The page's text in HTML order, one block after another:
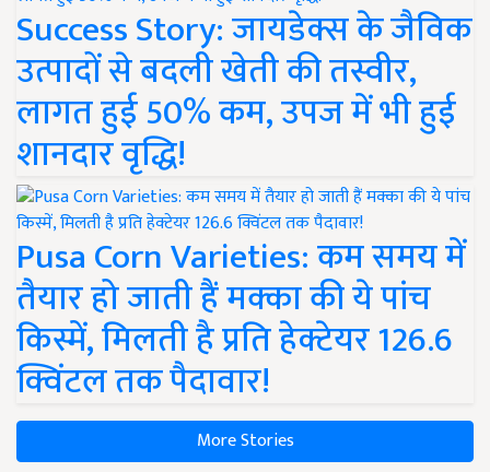
Success Story: जायडेक्स के जैविक
उत्पादों से बदली खेती की तस्वीर,
लागत हुई 50% कम, उपज में भी हुई
शानदार वृद्धि!
Pusa Corn Varieties: कम समय में
तैयार हो जाती हैं मक्का की ये पांच
किस्में, मिलती है प्रति हेक्टेयर 126.6
क्विंटल तक पैदावार!
More Stories